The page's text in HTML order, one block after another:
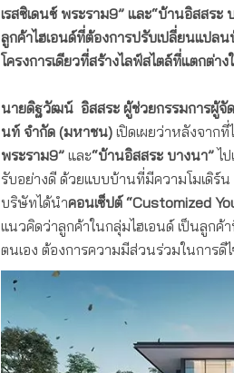
เรสซิเดนซ์ พระราม9” และ“บ้านอิสสร
ลูกค้าไฮเอนด์ที่ต้องการปรับเปลี่ยนแปล
โครงการเดียวที่สร้างไลฟ์สไตล์ที่แตกต่า
นายดิฐวัฒน์ อิสสระ ผู้ช่วยกรรมการผู้
นท์ จำกัด (มหาชน) เปิดเผยว่าหลังจาก
พระราม9” และ“บ้านอิสสระ บางนา”ไ
รับอย่างดี ด้วยแบบบ้านที่มีความโมเดิร์
บริษัทได้นำคอนเซ็ปต์ “Customized
แนวคิดว่าลูกค้าในกลุ่มไฮเอนด์ เป็นลูก
ตนเอง ต้องการความมีส่วนร่วมในการ